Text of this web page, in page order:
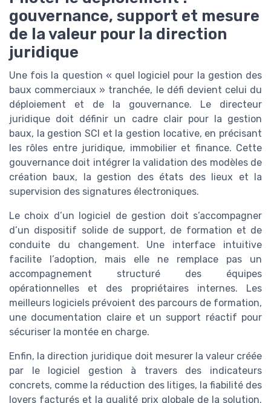
gouvernance, support et mesure
de la valeur pour la direction
juridique
Une fois la question « quel logiciel pour la gestion des
baux commerciaux » tranchée, le défi devient celui du
déploiement et de la gouvernance. Le directeur
juridique doit définir un cadre clair pour la gestion
baux, la gestion SCI et la gestion locative, en précisant
les rôles entre juridique, immobilier et finance. Cette
gouvernance doit intégrer la validation des modèles de
création baux, la gestion des états des lieux et la
supervision des signatures électroniques.
Le choix d’un logiciel de gestion doit s’accompagner
d’un dispositif solide de support, de formation et de
conduite du changement. Une interface intuitive
facilite l’adoption, mais elle ne remplace pas un
accompagnement structuré des équipes
opérationnelles et des propriétaires internes. Les
meilleurs logiciels prévoient des parcours de formation,
une documentation claire et un support réactif pour
sécuriser la montée en charge.
Enfin, la direction juridique doit mesurer la valeur créée
par le logiciel gestion à travers des indicateurs
concrets, comme la réduction des litiges, la fiabilité des
loyers facturés et la qualité prix globale de la solution.